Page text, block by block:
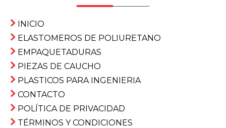
INICIO
ELASTOMEROS DE POLIURETANO
EMPAQUETADURAS
PIEZAS DE CAUCHO
PLASTICOS PARA INGENIERIA
CONTACTO
POLÍTICA DE PRIVACIDAD
TÉRMINOS Y CONDICIONES